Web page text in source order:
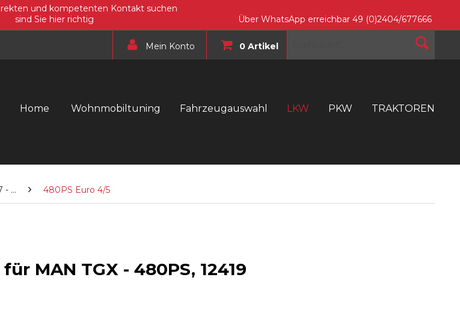
und kompetenten Kontakt suchen
sind Sie hier richtig
Über WhatsApp erreichbar 49 (0)2404/677666
Mein Konto 0 Artikel
Home Wohnmobiltuning Fahrzeugauswahl LKW PKW TRAKTOREN
- ... 480PS Euro 4/5
MAN TGX - 480PS, 12419